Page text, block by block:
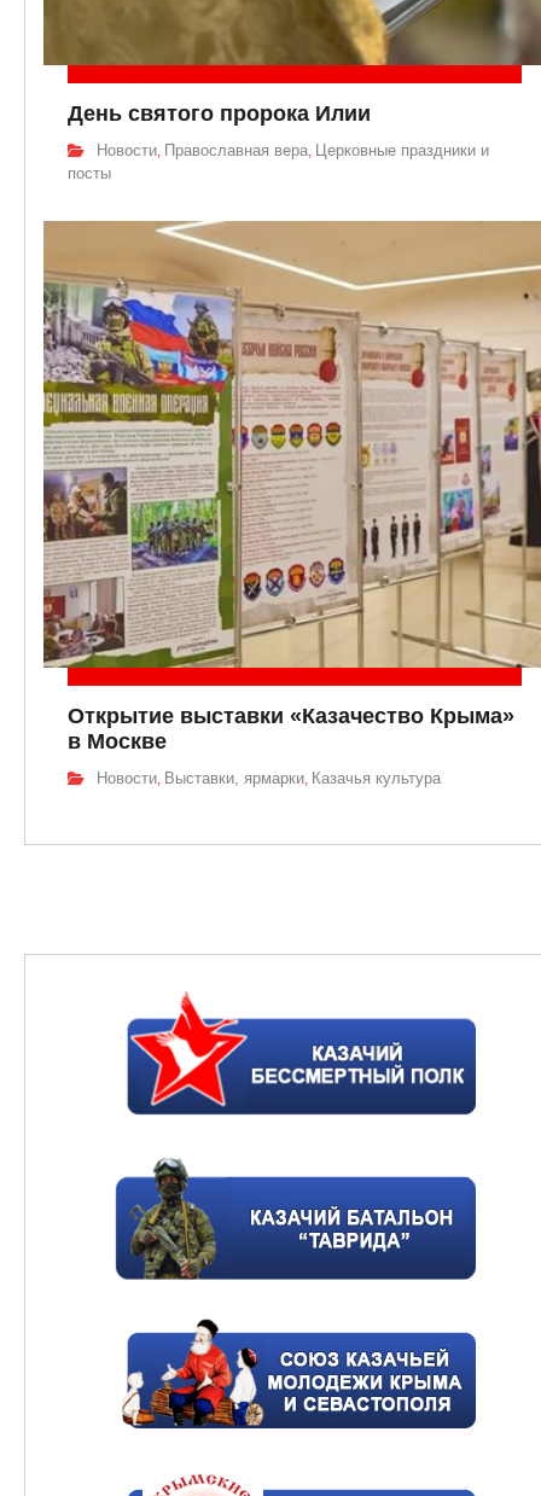
День святого пророка Илии
Новости, Православная вера,
Церковные праздники и
посты
Открытие выставки «Казачество Крыма»
в Москве
Новости Выставки, ярмарки Казачья культура